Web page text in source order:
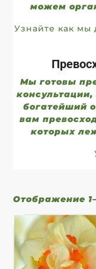
можем
Узнайте как мы
Мы готовы
богатейший
вам
которых
Отображение